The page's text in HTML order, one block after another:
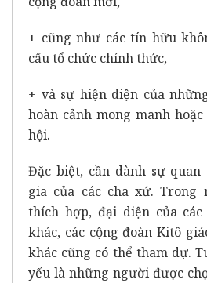
+ cũng như các tín hữu
cấu tổ chức chính thức,
+ và sự hiện diện của
hoàn cảnh mong manh
hội.
Đặc biệt, cần dành sự
gia của các cha xứ. Trong
thích hợp, đại diện của
khác, các cộng đoàn Kitô
khác cũng có thể tham dự.
yếu là những người được